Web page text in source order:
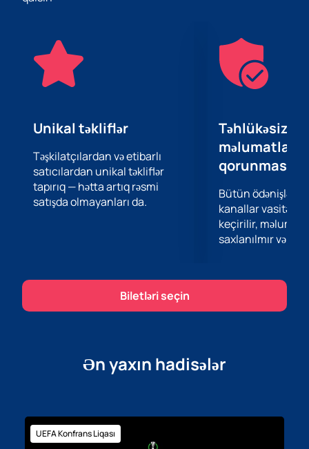
lakin biz daha çox sehr yaratmağa çalışdıq. Şou
və baş qəhrəman - Şaxta baba ilə birlikdə səyahətə
çıxacaqsınız. Sehrbazların cazibədar çıxışlarına baxın,
şok edici super qəhrəmanlarla tanış olun və üz dəliyi
olan fotozonlarda selfi çəkin.
və layiqli mükafatlar ala biləcəyi müxtəlif viktorina və
müsabiqələr təqdim edir. Görürsünüz ki, Milad əhval-
ruhiyyəsi ilə sizi sevindirəcək yeni il qəhrəmanları
hazırlanmışdır. Və atmosfer və əyləncə əlavə edəcək bir
DJ şousundan zövq almağı unutmayın.
Yanvarın 4-də Heydər əliyev adına Sarayda "Şaxta Baba
axtarışında" Uşaq şousunun nağıl dünyasına qərq
olmaq fürsətini qaçırmayın. Biletləri indi veb
Unikal təkliflər
Təşkilatçılardan və etibarlı
satıcılardan unikal təkliflər
tapırıq — hətta artıq rəsmi
satışda olmayanları da.
Təhlükəsiz
məlumatların
qorunması
Bütün ödənişlər
kanallar
keçirilir,
saxlanılmır və
Biletləri seçin
Ən yaxın hadisələr
UEFA Konfrans Liqası